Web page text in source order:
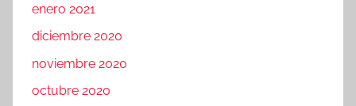
enero 2021
diciembre 2020
noviembre 2020
octubre 2020